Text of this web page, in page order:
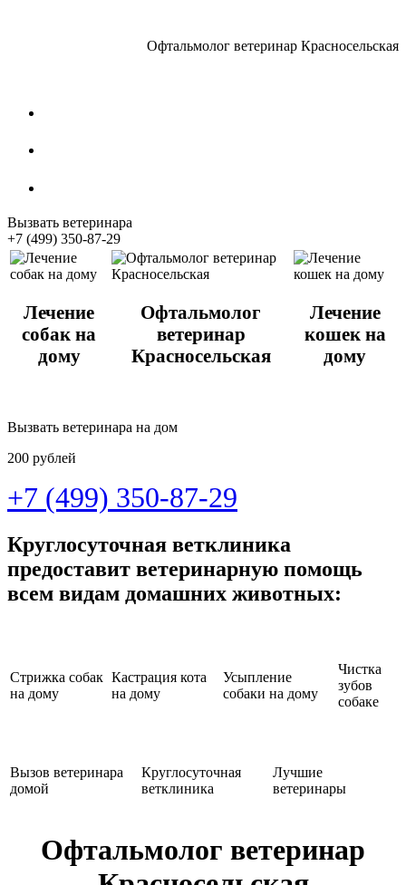
Офтальмолог ветеринар Красносельская
Вызвать ветеринара
+7 (499) 350-87-29
Лечение
собак на
дому
Офтальмолог
ветеринар
Красносельская
Лечение
кошек на
дому
Вызвать ветеринара на дом
200 рублей
+7 (499) 350-87-29
Круглосуточная ветклиника
предоставит ветеринарную помощь
всем видам домашних животных:
Стрижка собак
на дому
Кастрация кота
на дому
Усыпление
собаки на дому
Чистка
зубов
собаке
Вызов ветеринара
домой
Круглосуточная
ветклиника
Лучшие
ветеринары
Офтальмолог ветеринар